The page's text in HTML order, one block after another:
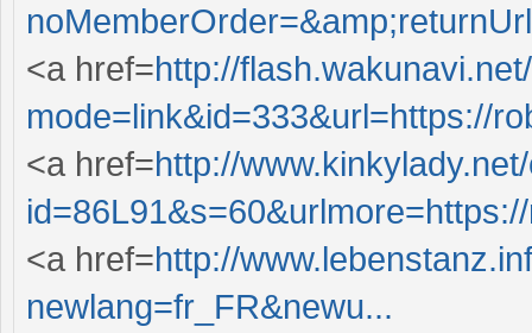
<a href=http://
mode=link&id=333&url=https://
<a href=http://
<a href=http://
newlang=fr_FR&newu...